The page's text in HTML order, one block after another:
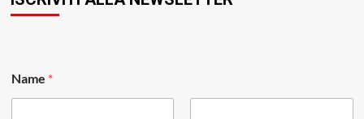
a
m
Name *